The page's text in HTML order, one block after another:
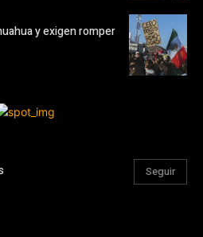
y exigen romper
Seguir